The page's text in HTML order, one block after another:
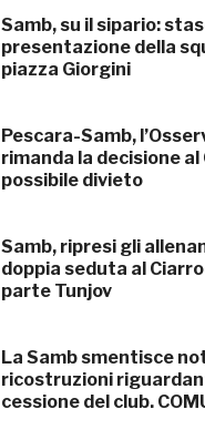
Samb, su il sipario:
presentazione della
piazza Giorgini
Pescara-Samb,
rimanda la decisione al
possibile divieto
Samb, ripresi gli
doppia seduta al
parte Tunjov
La Samb smentisce
ricostruzioni
cessione del club.